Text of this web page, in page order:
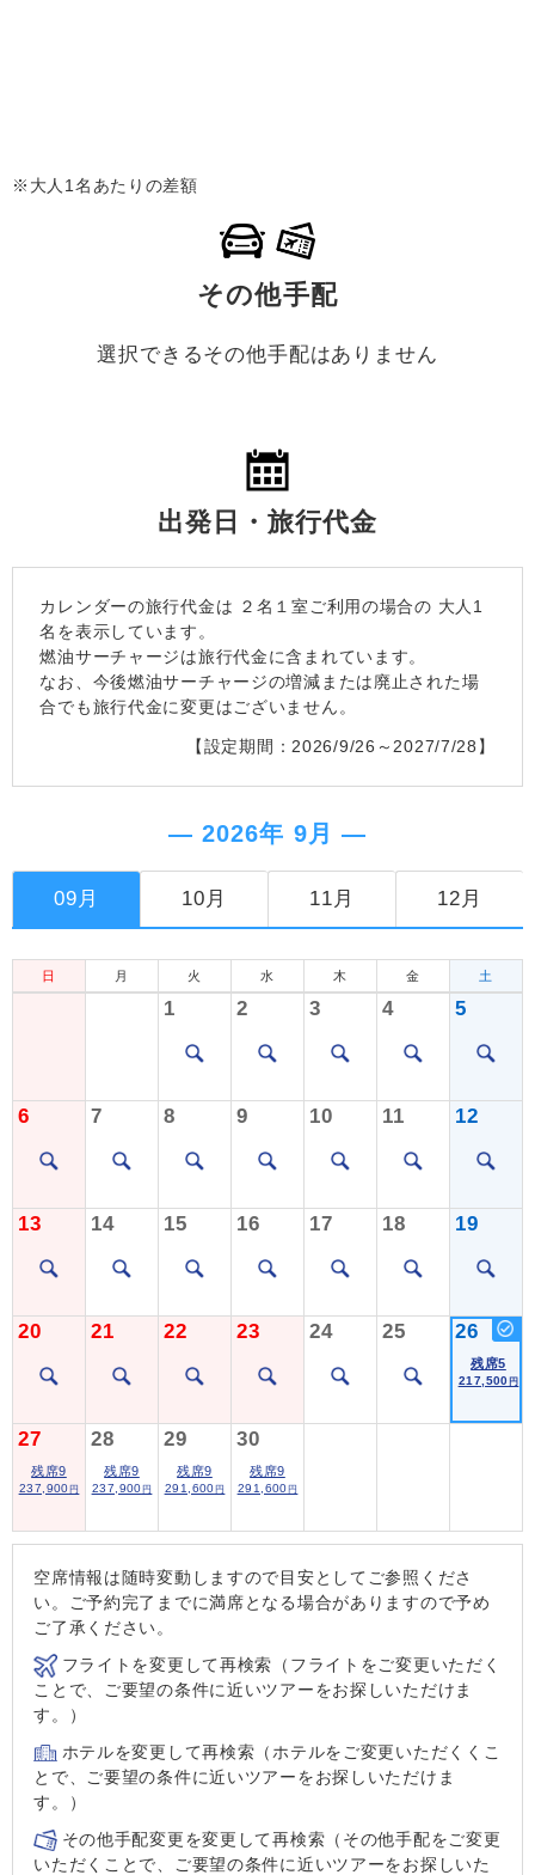
※大人1名あたりの差額
その他手配
選択できるその他手配はありません
出発日・旅行代金
カレンダーの旅行代金は ２名１室ご利用の場合の 大人1
名を表示しています。
燃油サーチャージは旅行代金に含まれています。
なお、今後燃油サーチャージの増減または廃止された場
合でも旅行代金に変更はございません。
【設定期間：2026/9/26～2027/7/28】
― 2026年 9月 ―
09月 10月 11月 12月
日 月 火 水 木 金 土
1 2 3 4 5
6 7 8 9 10 11 12
13 14 15 16 17 18 19
20 21 22 23 24 25 26
残席5
217,500 円
27
残席9
237,900 円
28
残席9
237,900 円
29
残席9
291,600 円
30
残席9
291,600 円
空席情報は随時変動しますので目安としてご参照くださ
い。ご予約完了までに満席となる場合がありますので予め
ご了承ください。
フライトを変更して再検索（フライトをご変更いただく
ことで、ご要望の条件に近いツアーをお探しいただけま
す。）
ホテルを変更して再検索（ホテルをご変更いただくくこ
とで、ご要望の条件に近いツアーをお探しいただけま
す。）
その他手配変更を変更して再検索（その他手配をご変更
いただくことで、ご要望の条件に近いツアーをお探しいた